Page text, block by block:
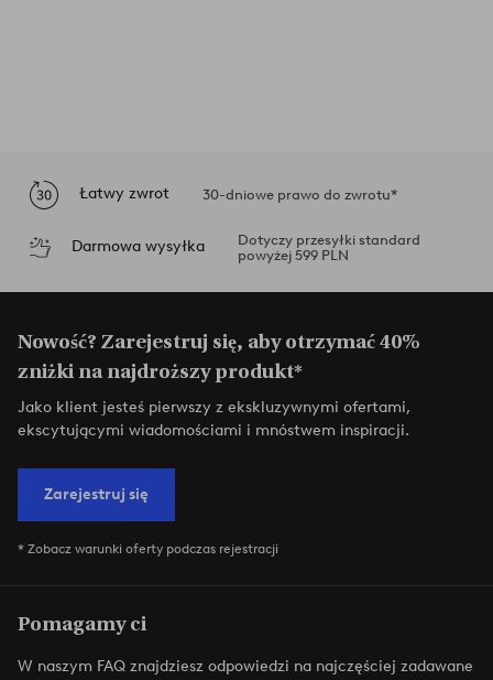
Łatwy zwrot 30-dniowe prawo do zwrotu*
Darmowa wysyłka
Dotyczy przesyłki standard
powyżej 599 PLN
Nowość? Zarejestruj się, aby otrzymać 40%
zniżki na najdroższy produkt*
Jako klient jesteś pierwszy z ekskluzywnymi ofertami,
ekscytującymi wiadomościami i mnóstwem inspiracji.
Zarejestruj się
* Zobacz warunki oferty podczas rejestracji
Pomagamy ci
W naszym FAQ znajdziesz odpowiedzi na najczęściej zadawane